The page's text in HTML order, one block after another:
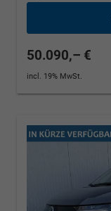
50.090,– €
incl. 19% MwSt.